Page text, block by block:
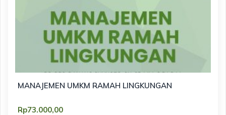
MANAJEMEN UMKM RAMAH LINGKUNGAN
Rp73.000,00